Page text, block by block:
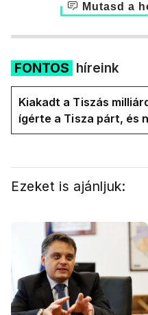
Mutasd a
FONTOS híreink
Kiakadt a Tiszás
ígérte a Tisza párt, és
Magyar Péter a
Ezeket is ajánljuk: